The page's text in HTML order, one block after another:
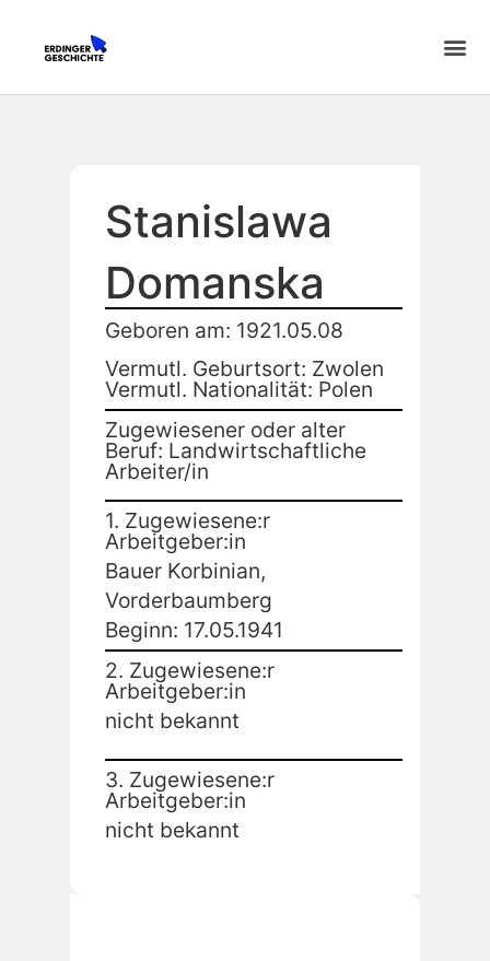
Stanislawa
Domanska
Geboren am: 1921.05.08
Vermutl. Geburtsort: Zwolen
Vermutl. Nationalität: Polen
Zugewiesener oder alter
Beruf: Landwirtschaftliche
Arbeiter/in
1. Zugewiesene:r
Arbeitgeber:in
Bauer Korbinian,
Vorderbaumberg
Beginn: 17.05.1941
2. Zugewiesene:r
Arbeitgeber:in
nicht bekannt
3. Zugewiesene:r
Arbeitgeber:in
nicht bekannt